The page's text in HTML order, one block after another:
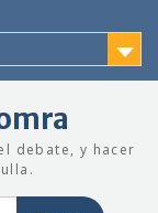
debate, y hacer